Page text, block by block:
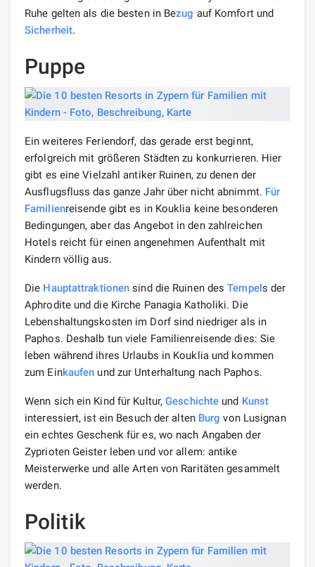
Ruhe gelten als die besten in Bezug auf Komfort und
Sicherheit.
Puppe
Ein weiteres Feriendorf, das gerade erst beginnt,
erfolgreich mit größeren Städten zu konkurrieren. Hier
gibt es eine Vielzahl antiker Ruinen, zu denen der
Ausflugsfluss das ganze Jahr über nicht abnimmt. Für
Familienreisende gibt es in Kouklia keine besonderen
Bedingungen, aber das Angebot in den zahlreichen
Hotels reicht für einen angenehmen Aufenthalt mit
Kindern völlig aus.
Die Hauptattraktionen sind die Ruinen desTempels der
Aphrodite und die Kirche Panagia Katholiki. Die
Lebenshaltungskosten im Dorf sind niedriger als in
Paphos. Deshalb tun viele Familienreisende dies: Sie
leben während ihres Urlaubs in Kouklia und kommen
zum Einkaufen und zur Unterhaltung nach Paphos.
Wenn sich ein Kind für Kultur,Geschichte und Kunst
interessiert, ist ein Besuch der alten Burg von Lusignan
ein echtes Geschenk für es, wo nach Angaben der
Zyprioten Geister leben und vor allem: antike
Meisterwerke und alle Arten von Raritäten gesammelt
werden.
Politik